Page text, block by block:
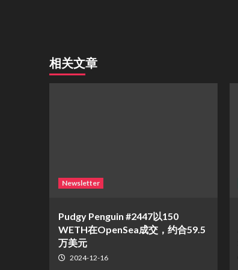
相关文章
Newsletter
Pudgy Penguin #2447以150
WETH在OpenSea成交，约合59.5
万美元
2024-12-16